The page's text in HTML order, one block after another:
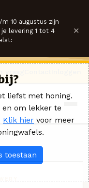
m 10 augustus zijn
levering 1 tot 4
×
liefst met honing.
om lekker te
Klik hier voor meer
toestaan